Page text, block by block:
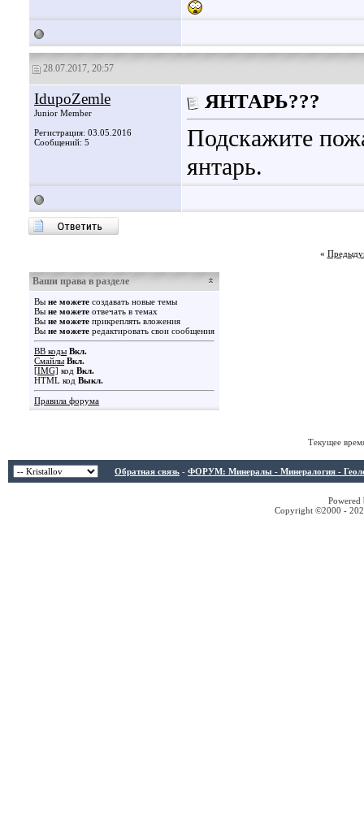
28.07.2017, 20:57
IdupoZemle
Junior Member
Регистрация: 03.05.2016
Сообщений: 5
ЯНТАРЬ???
Подскажите
янтарь.
«
Ваши права в разделе
Вы не можете создавать новые темы
Вы не можете отвечать в темах
Вы не можете прикреплять вложения
Вы не можете редактировать свои сообщения
BB коды Вкл.
Смайлы Вкл.
[IMG] код Вкл.
HTML код Выкл.
Правила форума
Текущее
Обратная связь - ФОРУМ: Минералы - Минералогия -
Copyright ©2000 -